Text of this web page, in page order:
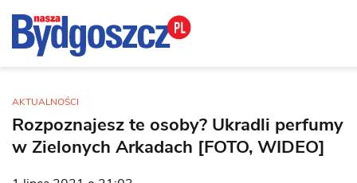
AKTUALNOŚCI
Rozpoznajesz te osoby? Ukradli perfumy
w Zielonych Arkadach [FOTO, WIDEO]